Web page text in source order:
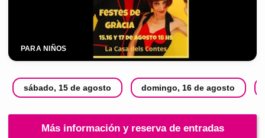
PARA NIÑOS
sábado, 15 de agosto domingo, 16 de agosto
Más información y reserva de entradas